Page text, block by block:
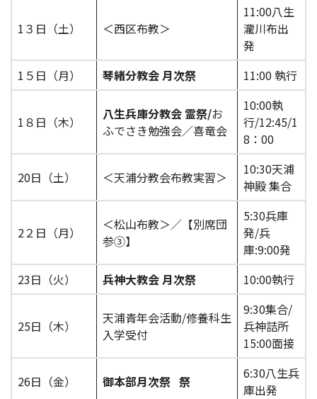
1３日（土） ＜西区布教＞
11:00八生
瀧川布出
発
1５日（月）
琴緒分教会 月次祭 11:00 執行
1８日（木） 八生兵庫分教会 霊祭/お
ふでさき勉強会／喜竜会
10:00執
行/12:45/1
8：00
20日（土） ＜天浦分教会布教実習＞
10:30天浦
神殿 集合
2２日（月）
＜松山布教＞／【別席団
参③】
5:30兵庫
発/兵
庫:9:00発
23日（火）
兵神大教会 月次祭 10:00執行
25日（木）
天浦青年会活動/修養科生
入学受付
9:30集合/
兵神詰所
15:00面接
26日（金） 御本部月次祭 祭
6:30八生兵
庫出発